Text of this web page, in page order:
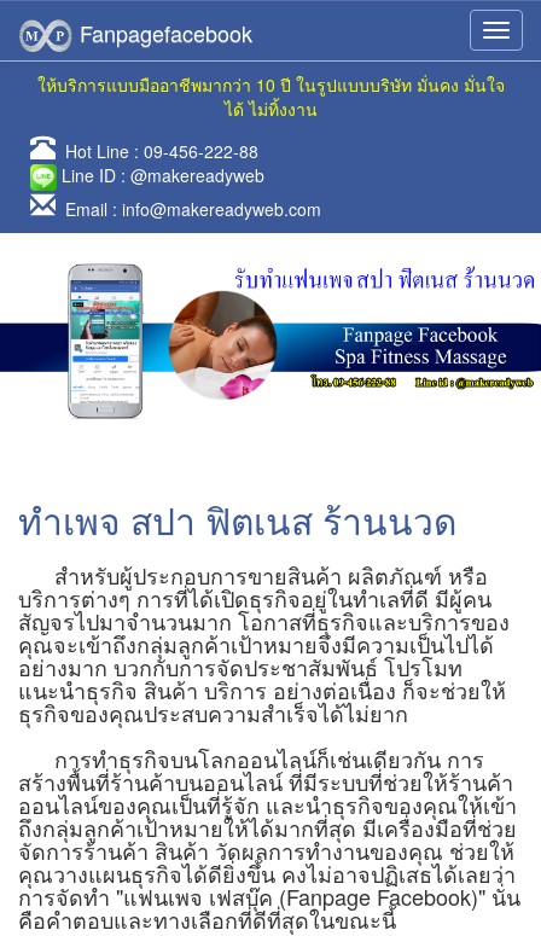
Fanpagefacebook
ให้บริการแบบมืออาชีพมากว่า 10 ปี ในรูปแบบบริษัท มั่นคง มั่นใจ
ได้ ไม่ทิ้งงาน
Hot Line : 09-456-222-88
Line ID : @makereadyweb
Email : info@makereadyweb.com
ทำเพจ สปา ฟิตเนส ร้านนวด
สำหรับผู้ประกอบการขายสินค้า ผลิตภัณฑ์ หรือ
บริการต่างๆ การที่ได้เปิดธุรกิจอยู่ในทำเลที่ดี มีผู้คน
สัญจรไปมาจำนวนมาก โอกาสที่ธุรกิจและบริการของ
คุณจะเข้าถึงกลุ่มลูกค้าเป้าหมายจึงมีความเป็นไปได้
อย่างมาก บวกกับการจัดประชาสัมพันธ์ โปรโมท
แนะนำธุรกิจ สินค้า บริการ อย่างต่อเนื่อง ก็จะช่วยให้
ธุรกิจของคุณประสบความสำเร็จได้ไม่ยาก
การทำธุรกิจบนโลกออนไลน์ก็เช่นเดียวกัน การ
สร้างพื้นที่ร้านค้าบนออนไลน์ ที่มีระบบที่ช่วยให้ร้านค้า
ออนไลน์ของคุณเป็นที่รู้จัก และนำธุรกิจของคุณให้เข้า
ถึงกลุ่มลูกค้าเป้าหมายให้ได้มากที่สุด มีเครื่องมือที่ช่วย
จัดการร้านค้า สินค้า วัดผลการทำงานของคุณ ช่วยให้
คุณวางแผนธุรกิจได้ดียิ่งขึ้น คงไม่อาจปฏิเสธได้เลยว่า
การจัดทำ "แฟนเพจ เฟสบุ๊ค (Fanpage Facebook)" นั่น
คือคำตอบและทางเลือกที่ดีที่สุดในขณะนี้